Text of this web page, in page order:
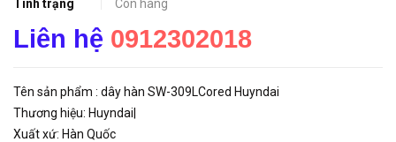
Tình trạng
Còn hàng
Liên hệ 0912302018
Tên sản phẩm : dây hàn SW-309LCored Huyndai
Thương hiệu: Huyndai|
Xuất xứ: Hàn Quốc